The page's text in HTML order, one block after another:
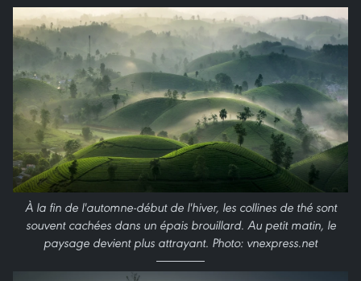
À la fin de l'automne-début de l'hiver, les collines de thé sont
souvent cachées dans un épais brouillard. Au petit matin, le
paysage devient plus attrayant. Photo: vnexpress.net